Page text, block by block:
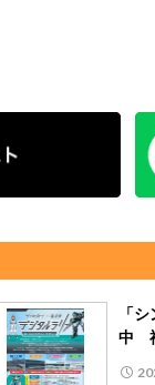
「
中